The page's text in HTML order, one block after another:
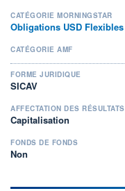
CATÉGORIE MORNINGSTAR
Obligations USD Flexibles
CATÉGORIE AMF
FORME JURIDIQUE
SICAV
AFFECTATION DES RÉSULTATS
Capitalisation
FONDS DE FONDS
Non